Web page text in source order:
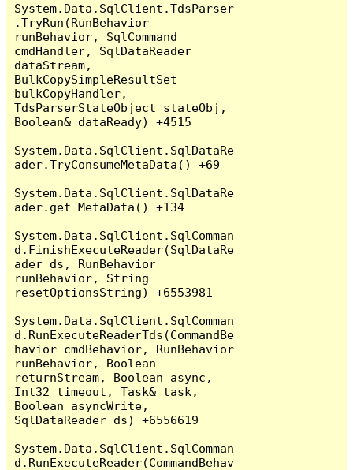
System.Data.SqlClient.TdsParser
.TryRun(RunBehavior
runBehavior, SqlCommand
cmdHandler, SqlDataReader
dataStream,
BulkCopySimpleResultSet
bulkCopyHandler,
TdsParserStateObject stateObj,
Boolean& dataReady) +4515
System.Data.SqlClient.SqlDataRe
ader.TryConsumeMetaData() +69
System.Data.SqlClient.SqlDataRe
ader.get_MetaData() +134
System.Data.SqlClient.SqlComman
d.FinishExecuteReader(SqlDataRe
ader ds, RunBehavior
runBehavior, String
resetOptionsString) +6553981
System.Data.SqlClient.SqlComman
d.RunExecuteReaderTds(CommandBe
havior cmdBehavior, RunBehavior
runBehavior, Boolean
returnStream, Boolean async,
Int32 timeout, Task& task,
Boolean asyncWrite,
SqlDataReader ds) +6556619
System.Data.SqlClient.SqlComman
d.RunExecuteReader(CommandBehav